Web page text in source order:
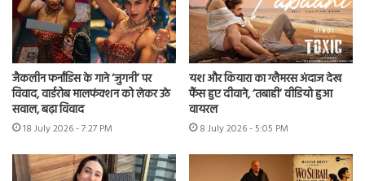
जैकलीन फर्नांडिस के गाने ‘जुगनी’ पर
विवाद, वार्डरोब मालफंक्शन को लेकर उठे
सवाल, बढ़ा विवाद
18 July 2026 - 7:27 PM
यश और कियारा का ग्लैमरस अंदाज देख
फैंस हुए दीवाने, ‘तबाही’ वीडियो हुआ
वायरल
8 July 2026 - 5:05 PM